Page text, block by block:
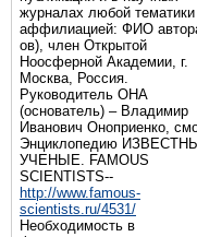
журналах любой тематики
аффилиацией: ФИО
ов), член Открытой
Ноосферной Академии, г.
Москва, Россия.
Руководитель ОНА
(основатель) – Владимир
Иванович Оноприенко,
Энциклопедию
УЧЕНЫЕ. FAMOUS
SCIENTISTS--
http://www.famous-
scientists.ru/4531/
Необходимость в